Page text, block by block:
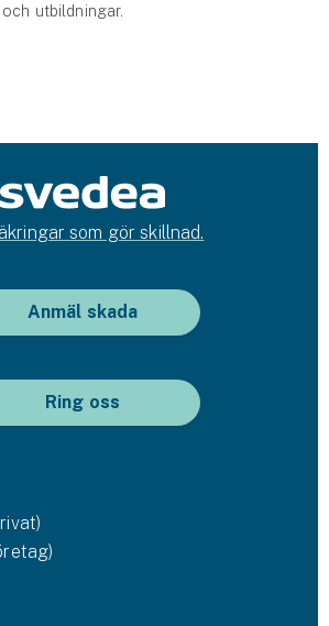
utbildningar.
som gör skillnad.
Anmäl skada
Ring oss